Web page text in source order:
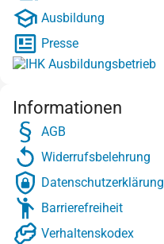
Ausbildung
Presse
Informationen
AGB
Widerrufsbelehrung
Datenschutzerklärung
Barrierefreiheit
Verhaltenskodex